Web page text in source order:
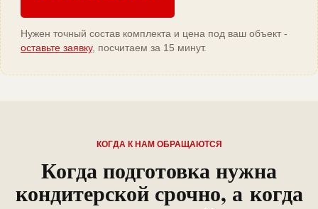
Нужен точный состав комплекта и цена под ваш объект -
оставьте заявку, посчитаем за 15 минут.
КОГДА К НАМ ОБРАЩАЮТСЯ
Когда подготовка нужна
кондитерской срочно, а когда